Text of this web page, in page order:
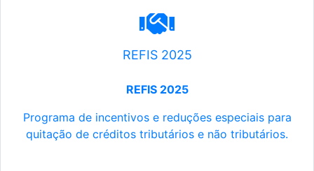
REFIS 2025
REFIS 2025
Programa de incentivos e reduções especiais para
quitação de créditos tributários e não tributários.